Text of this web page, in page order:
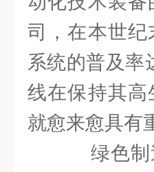
司，在本世
系统的普及率
线在保持其
就愈来愈具有
绿色制